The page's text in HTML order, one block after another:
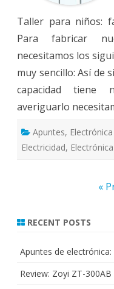
Taller para niños:
Para fabricar
necesitamos los
muy sencillo: Así de
capacidad tiene
averiguarlo
Apuntes, Electrónica
Electricidad, Electrónica
«
RECENT POSTS
Apuntes de
Review: Zoyi ZT-